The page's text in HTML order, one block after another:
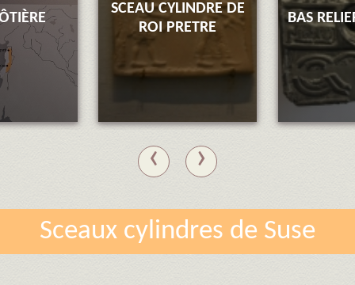
SCEAU CYLINDRE DE
ROI PRETRE
BAS
‹ ›
Sceaux cylindres de Suse